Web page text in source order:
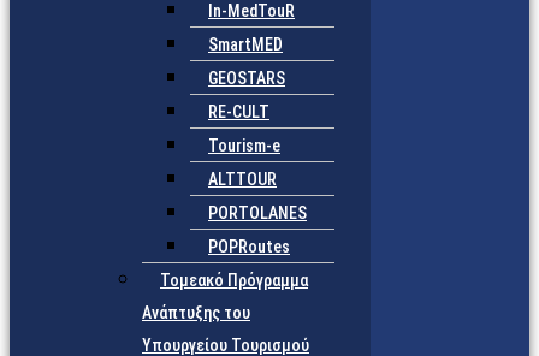
In-MedTouR
SmartMED
GEOSTARS
RE-CULT
Tourism-e
ALTTOUR
PORTOLANES
POPRoutes
Τομεακό Πρόγραμμα
Ανάπτυξης του
Υπουργείου Τουρισμού